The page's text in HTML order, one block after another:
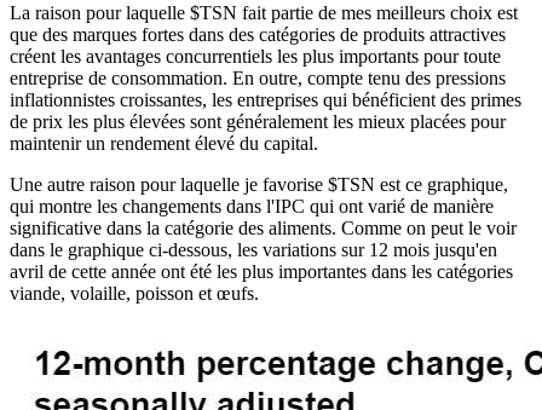
La raison pour laquelle $TSN fait partie de mes meilleurs choix est
que des marques fortes dans des catégories de produits attractives
créent les avantages concurrentiels les plus importants pour toute
entreprise de consommation. En outre, compte tenu des pressions
inflationnistes croissantes, les entreprises qui bénéficient des primes
de prix les plus élevées sont généralement les mieux placées pour
maintenir un rendement élevé du capital.
Une autre raison pour laquelle je favorise $TSN est ce graphique,
qui montre les changements dans l'IPC qui ont varié de manière
significative dans la catégorie des aliments. Comme on peut le voir
dans le graphique ci-dessous, les variations sur 12 mois jusqu'en
avril de cette année ont été les plus importantes dans les catégories
viande, volaille, poisson et œufs.